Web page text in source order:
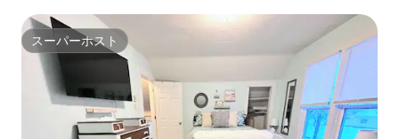
スーパーホスト
スーパーホスト